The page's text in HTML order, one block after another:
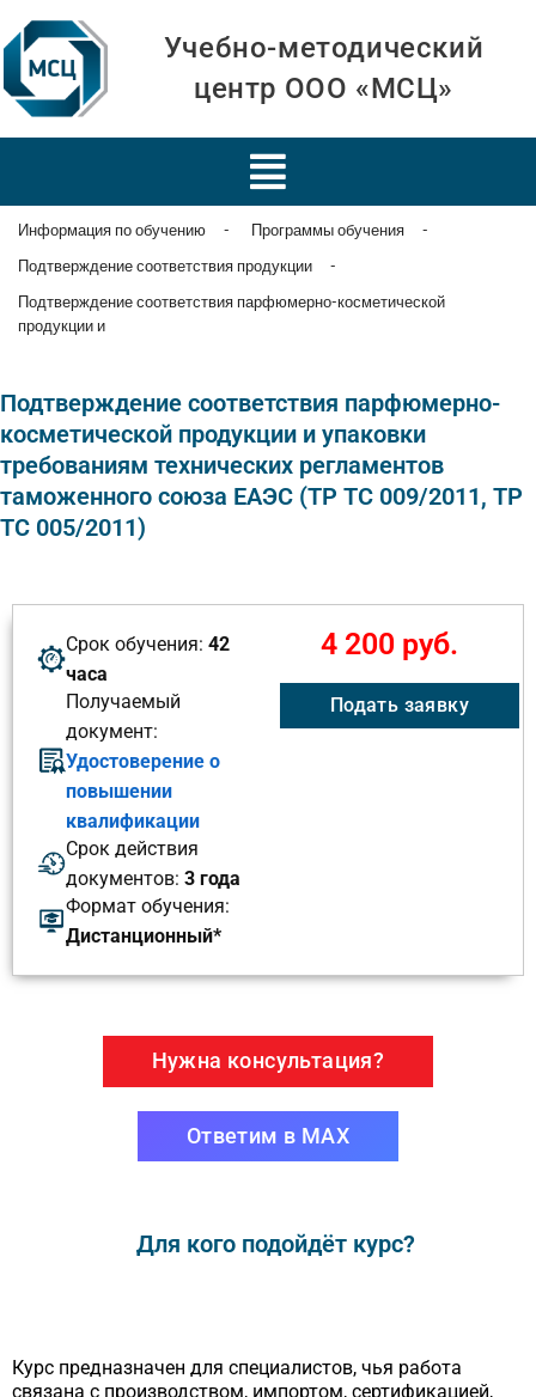
Учебно-методический
центр ООО «МСЦ»
Информация по обучению - Программы обучения
-
Подтверждение соответствия продукции
-
Подтверждение соответствия парфюмерно-косметической
продукции и
Подтверждение соответствия парфюмерно-
косметической продукции и упаковки
требованиям технических регламентов
таможенного союза ЕАЭС (ТР ТС 009/2011, ТР
ТС 005/2011)
Срок обучения: 42
часа
Получаемый
документ:
Удостоверение о
повышении
квалификации
Срок действия
документов: 3 года
Формат обучения:
Дистанционный*
4 200 руб.
Подать заявку
Нужна консультация?
Ответим в MAX
Для кого подойдёт курс?
Курс предназначен для специалистов, чья работа
связана с производством, импортом, сертификацией,